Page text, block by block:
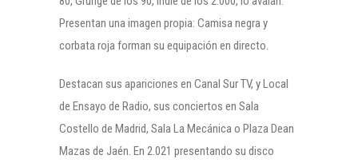
Presentan una imagen propia: Camisa negra y
corbata roja forman su equipación en directo.
Destacan sus apariciones en Canal Sur TV, y Local
de Ensayo de Radio, sus conciertos en Sala
Costello de Madrid, Sala La Mecánica o Plaza Dean
Mazas de Jaén. En 2.021 presentando su disco